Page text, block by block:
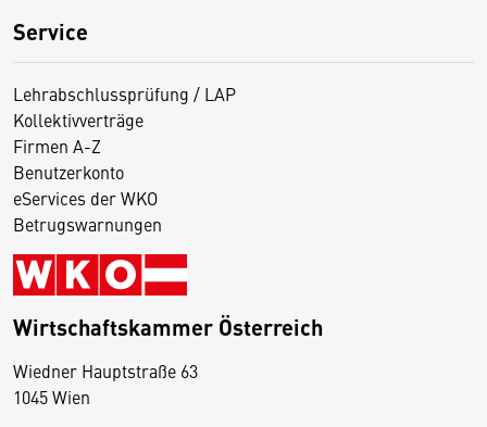
Service
Lehrabschlussprüfung / LAP
Kollektivverträge
Firmen A-Z
Benutzerkonto
eServices der WKO
Betrugswarnungen
Wirtschaftskammer Österreich
Wiedner Hauptstraße 63
1045 Wien
D